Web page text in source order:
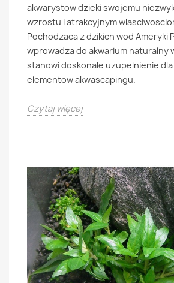
akwarystow dzieki swojemu
wzrostu i atrakcyjnym
Pochodzaca z dzikich wod Ameryki
wprowadza do akwarium naturalny
stanowi doskonale uzupelnienie
elementow akwascapingu.
Czytaj więcej